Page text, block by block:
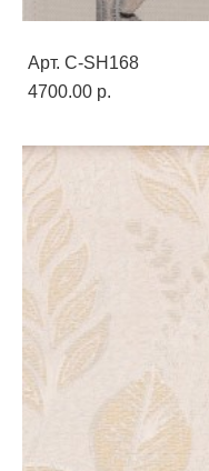
Арт. C-SH168
4700.00 p.